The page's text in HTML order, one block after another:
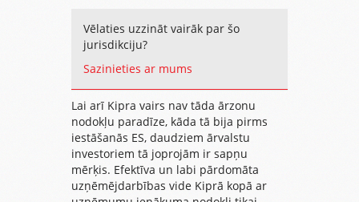
Vēlaties uzzināt vairāk par šo
jurisdikciju?
Sazinieties ar mums
Lai arī Kipra vairs nav tāda ārzonu
nodokļu paradīze, kāda tā bija pirms
iestāšanās ES, daudziem ārvalstu
investoriem tā joprojām ir sapņu
mērķis. Efektīva un labi pārdomāta
uzņēmējdarbības vide Kiprā kopā ar